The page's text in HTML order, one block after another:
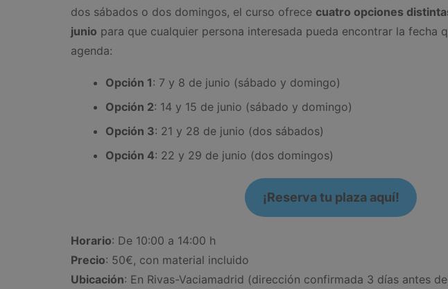
dos sábados o dos domingos, el curso ofrece cuatro opciones
junio para que cualquier persona interesada pueda encontrar la fecha
agenda:
Opción 1: 7 y 8 de junio (sábado y domingo)
Opción 2: 14 y 15 de junio (sábado y domingo)
Opción 3: 21 y 28 de junio (dos sábados)
Opción 4: 22 y 29 de junio (dos domingos)
¡Reserva tu plaza aquí!
Horario: De 10:00 a 14:00 h
Precio: 50€, con material incluido
Ubicación: En Rivas-Vaciamadrid (dirección confirmada 3 días antes